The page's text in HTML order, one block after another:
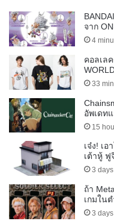
จาก
4
คอลเล
33
อัพเดท
15
เจ๋ง! เ
เต้าหู้ ฟู
3
ถ้า
เกมใน
3